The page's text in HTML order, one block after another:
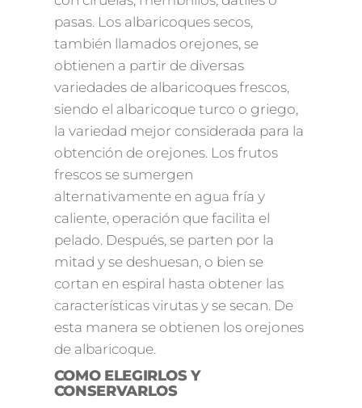
pasas. Los albaricoques secos,
también llamados orejones, se
obtienen a partir de diversas
variedades de albaricoques frescos,
siendo el albaricoque turco o griego,
la variedad mejor considerada para la
obtención de orejones. Los frutos
frescos se sumergen
alternativamente en agua fría y
caliente, operación que facilita el
pelado. Después, se parten por la
mitad y se deshuesan, o bien se
cortan en espiral hasta obtener las
características virutas y se secan. De
esta manera se obtienen los orejones
de albaricoque.
COMO ELEGIRLOS Y
CONSERVARLOS